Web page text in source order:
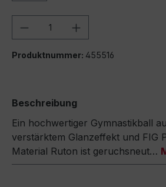
Produkt Anzahl: Gib
Produktnummer: 455516
Beschreibung
Ein hochwertiger Gymnastikball
verstärktem Glanzeffekt und FIG
Material Ruton ist geruchsneut…